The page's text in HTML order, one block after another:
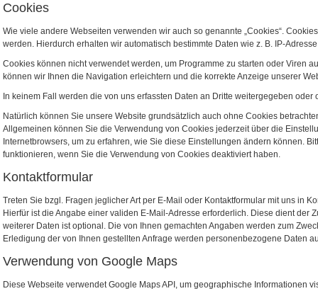
Cookies
Wie viele andere Webseiten verwenden wir auch so genannte „Cookies“.
werden. Hierdurch erhalten wir automatisch bestimmte Daten wie z. B. IP-
Cookies können nicht verwendet werden, um Programme zu starten oder Viren
können wir Ihnen die Navigation erleichtern und die korrekte Anzeige unserer
In keinem Fall werden die von uns erfassten Daten an Dritte weitergegeben
Natürlich können Sie unsere Website grundsätzlich auch ohne Cookies
Allgemeinen können Sie die Verwendung von Cookies jederzeit über die
Internetbrowsers, um zu erfahren, wie Sie diese Einstellungen ändern können.
funktionieren, wenn Sie die Verwendung von Cookies deaktiviert haben.
Kontaktformular
Treten Sie bzgl. Fragen jeglicher Art per E-Mail oder Kontaktformular mit uns in
Hierfür ist die Angabe einer validen E-Mail-Adresse erforderlich. Diese dient
weiterer Daten ist optional. Die von Ihnen gemachten Angaben werden zum
Erledigung der von Ihnen gestellten Anfrage werden personenbezogene Daten
Verwendung von Google Maps
Diese Webseite verwendet Google Maps API, um geographische Informationen